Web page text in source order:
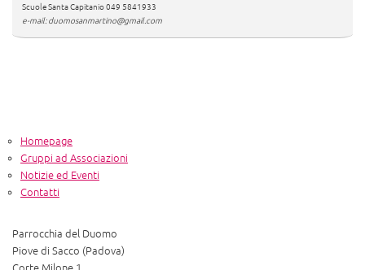
Scuole Santa Capitanio 049 5841933
e-mail: duomosanmartino@gmail.com
Homepage
Gruppi ad Associazioni
Notizie ed Eventi
Contatti
Parrocchia del Duomo
Piove di Sacco (Padova)